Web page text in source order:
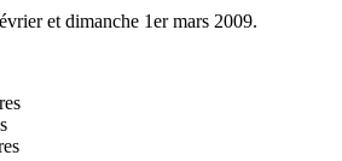
et dimanche 1er mars 2009.